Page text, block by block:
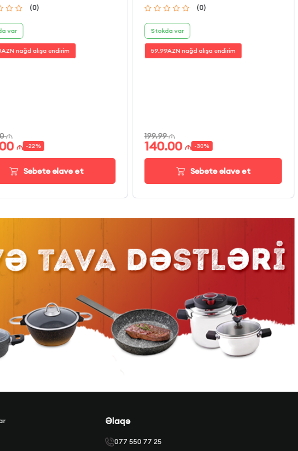
(0)
var
AZN nağd alışa endirim
-22%
Səbətə əlavə et
(0)
Stokda var
59.99AZN nağd alışa endirim
199.99
140.00 -30%
Səbətə əlavə et
Əlaqə
077 550 77 25